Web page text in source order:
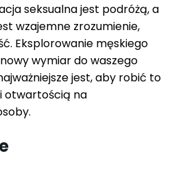
seksualna jest podróżą, a
wzajemne zrozumienie,
Eksplorowanie męskiego
wymiar do waszego
jest, aby robić to
i otwartością na